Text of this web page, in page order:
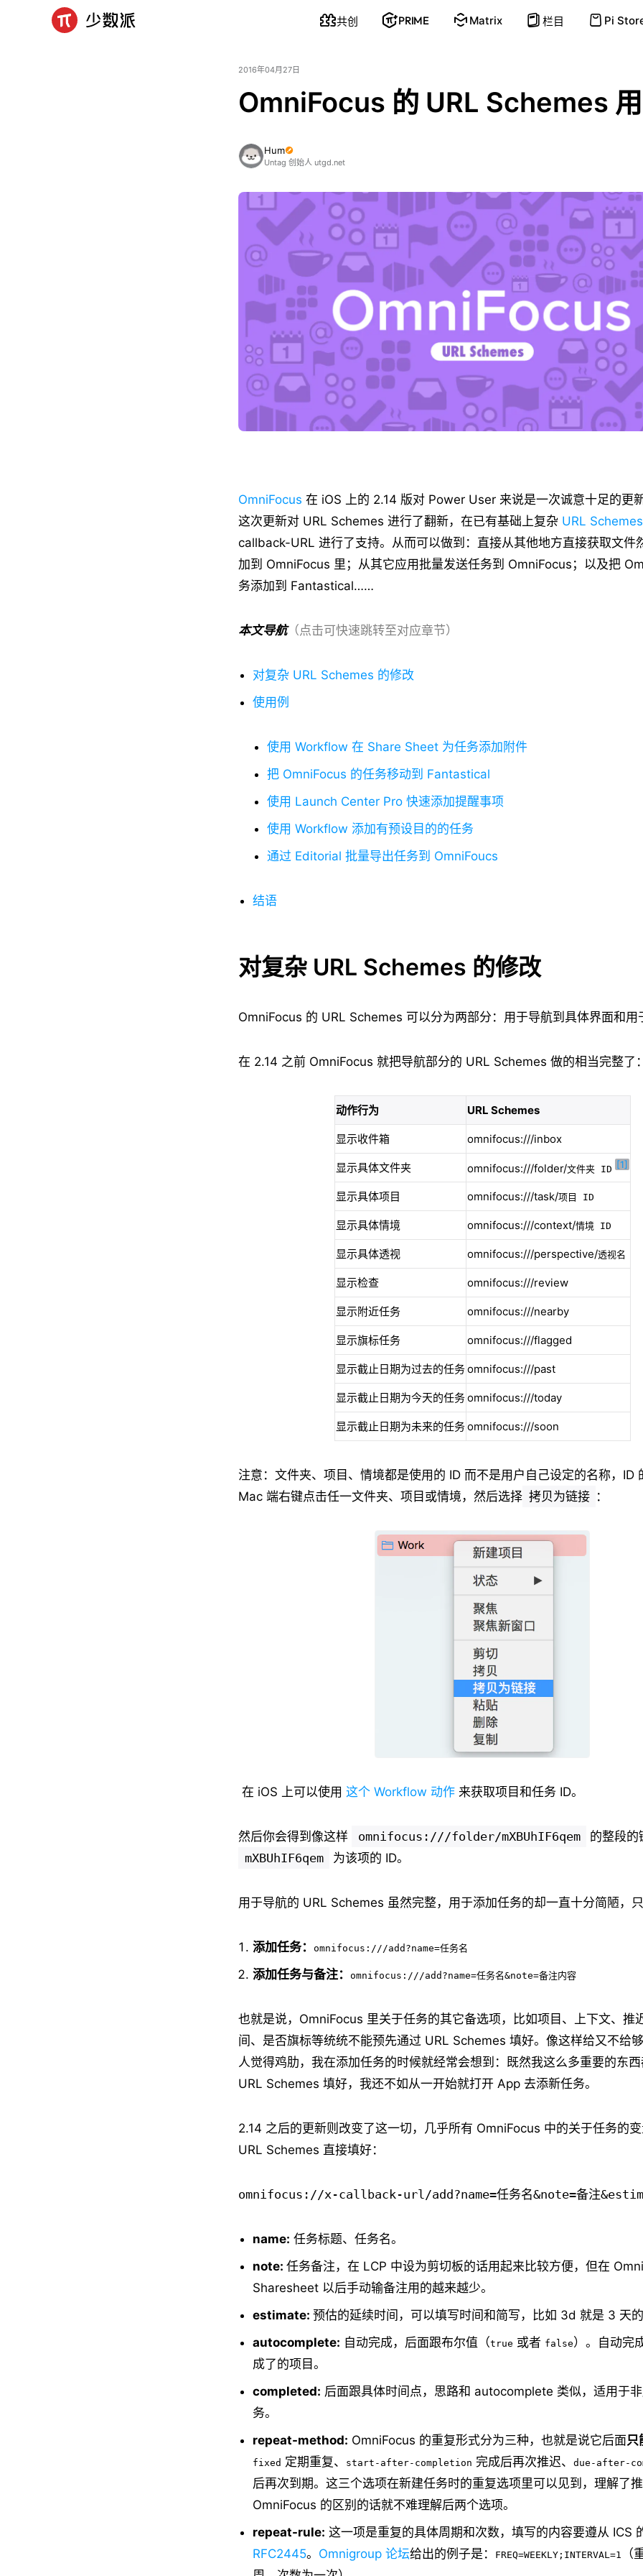
共创 PRIME Matrix 栏目 Pi
2016年04月27日
OmniFocus 的 URL Schemes
Hum
Untag 创始人 utgd.net
OmniFocus 在 iOS 上的 2.14 版对 Power User 来说是一次诚意十足的更
这次更新对 URL Schemes 进行了翻新，在已有基础上复杂 URL Schemes
callback-URL 进行了支持。从而可以做到：直接从其他地方直接获取文件
加到 OmniFocus 里；从其它应用批量发送任务到 OmniFocus；以及把
务添加到 Fantastical……
本文导航（点击可快速跳转至对应章节）
对复杂 URL Schemes 的修改
使用例
使用 Workflow 在 Share Sheet 为任务添加附件
把 OmniFocus 的任务移动到 Fantastical
使用 Launch Center Pro 快速添加提醒事项
使用 Workflow 添加有预设目的的任务
通过 Editorial 批量导出任务到 OmniFoucs
结语
对复杂 URL Schemes 的修改
OmniFocus 的 URL Schemes 可以分为两部分：用于导航到具体界面和用
在 2.14 之前 OmniFocus 就把导航部分的 URL Schemes 做的相当完整了：
动作行为 URL Schemes
显示收件箱 omnifocus:///inbox
显示具体文件夹 omnifocus:///folder/文件夹 ID [1]
显示具体项目 omnifocus:///task/项目 ID
显示具体情境 omnifocus:///context/情境 ID
显示具体透视 omnifocus:///perspective/透视名
显示检查 omnifocus:///review
显示附近任务 omnifocus:///nearby
显示旗标任务 omnifocus:///flagged
显示截止日期为过去的任务omnifocus:///past
显示截止日期为今天的任务omnifocus:///today
显示截止日期为未来的任务omnifocus:///soon
注意：文件夹、项目、情境都是使用的 ID 而不是用户自己设定的名称，ID
Mac 端右键点击任一文件夹、项目或情境，然后选择 拷贝为链接 ：
在 iOS 上可以使用 这个 Workflow 动作 来获取项目和任务 ID。
然后你会得到像这样 omnifocus:///folder/mXBUhIF6qem
的整段的
mXBUhIF6qem
为该项的 ID。
用于导航的 URL Schemes 虽然完整，用于添加任务的却一直十分简陋，只
添加任务： omnifocus:///add?name=任务名
添加任务与备注： omnifocus:///add?name=任务名&note=备注内容
也就是说，OmniFocus 里关于任务的其它备选项，比如项目、上下文、推
间、是否旗标等统统不能预先通过 URL Schemes 填好。像这样给又不给
人觉得鸡肋，我在添加任务的时候就经常会想到：既然我这么多重要的东
URL Schemes 填好，我还不如从一开始就打开 App 去添新任务。
2.14 之后的更新则改变了这一切，几乎所有 OmniFocus 中的关于任务的
URL Schemes 直接填好：
omnifocus://x-callback-url/add?name=任务名&note=备注
name: 任务标题、任务名。
note: 任务备注，在 LCP 中设为剪切板的话用起来比较方便，但在
Sharesheet 以后手动输备注用的越来越少。
estimate: 预估的延续时间，可以填写时间和简写，比如 3d 就是 3 天的
autocomplete: 自动完成，后面跟布尔值（true 或者 false）。自动完
成了的项目。
completed: 后面跟具体时间点，思路和 autocomplete 类似，适用于
务。
repeat-method: OmniFocus 的重复形式分为三种，也就是说它后面只
fixed 定期重复、 start-after-completion 完成后再次推迟、 due-after-
后再次到期。这三个选项在新建任务时的重复选项里可以见到，理解了
OmniFocus 的区别的话就不难理解后两个选项。
repeat-rule: 这一项是重复的具体周期和次数，填写的内容要遵从 ICS
RFC2445。 Omnigroup 论坛给出的例子是： FREQ=WEEKLY;INTERVAL=1
（